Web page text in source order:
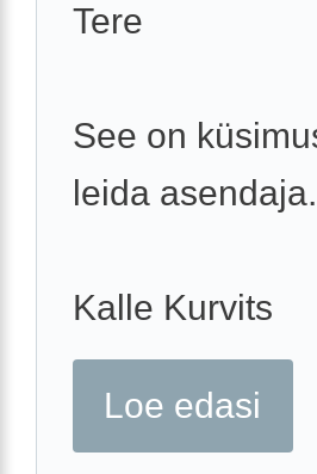
Tere
See on
leida asendaja.
Kalle Kurvits
Loe edasi